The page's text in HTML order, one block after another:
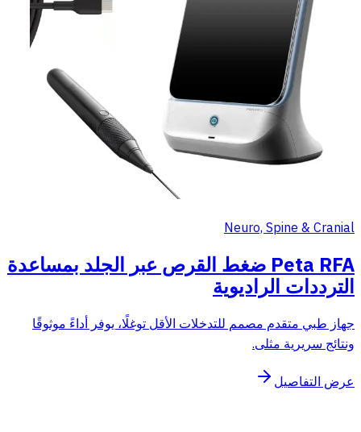
Neuro, Spine & Cranial
Peta RFA ضغط القرص عبر الجلد بمساعدة
الترددات الراديوية
جهاز طبي متقدم مصمم للتدخلات الأقل توغلًا، يوفر أداءً موثوقًا
ونتائج سريرية مثلى.
عرض التفاصيل